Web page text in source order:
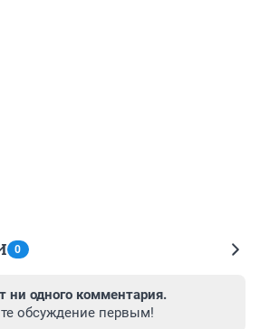
0
ни одного комментария.
обсуждение первым!